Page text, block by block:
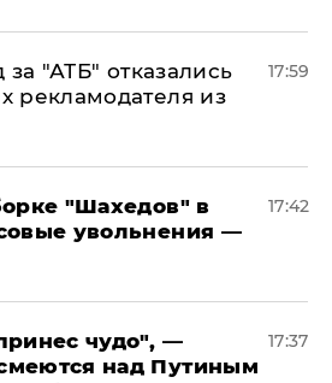
за "АТБ" отказались
рекламодателя из
17:59
"Шахедов" в
увольнения —
17:42
чудо", —
над Путиным
17:37